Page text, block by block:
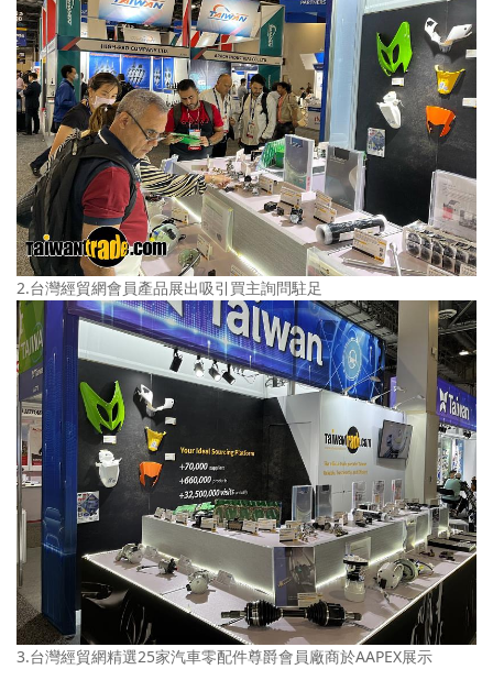
2.台灣經貿網會員產品展出吸引買主詢問駐足
3.台灣經貿網精選25家汽車零配件尊爵會員廠商於AAPEX展示